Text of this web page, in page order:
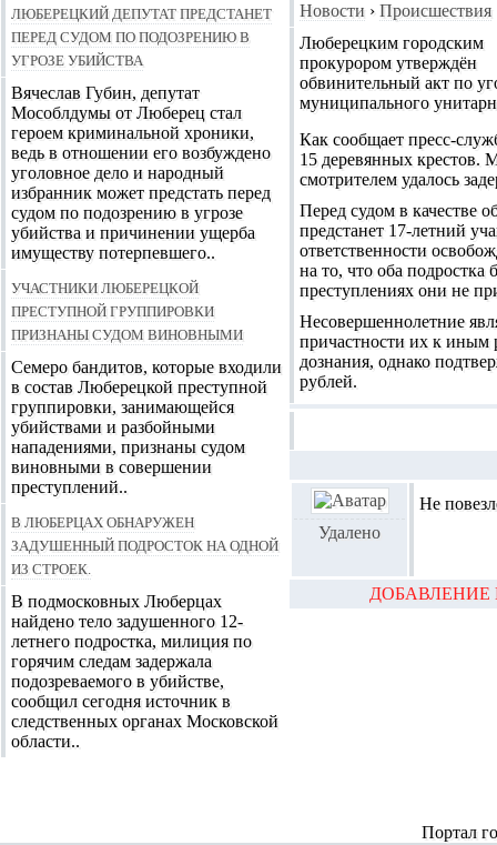
Новости › Происшествия
Люберецким городским
прокурором утверждён
обвинительный акт по
муниципального
Как сообщает пресс-
15 деревянных крестов.
смотрителем удалось
Перед судом в качестве
предстанет 17-летний
ответственности
на то, что оба
преступлениях они не
Несовершеннолетние
причастности их к иным
дознания, однако
рублей.
Удалено
Не
ДОБАВЛЕНИЕ
Люберецкий депутат предстанет
перед судом по подозрению в
угрозе убийства
Вячеслав Губин, депутат
Мособлдумы от Люберец стал
героем криминальной хроники,
ведь в отношении его возбуждено
уголовное дело и народный
избранник может предстать перед
судом по подозрению в угрозе
убийства и причинении ущерба
имуществу потерпевшего..
Участники Люберецкой
преступной группировки
признаны судом виновными
Семеро бандитов, которые входили
в состав Люберецкой преступной
группировки, занимающейся
убийствами и разбойными
нападениями, признаны судом
виновными в совершении
преступлений..
В Люберцах обнаружен
задушенный подросток на одной
из строек.
В подмосковных Люберцах
найдено тело задушенного 12-
летнего подростка, милиция по
горячим следам задержала
подозреваемого в убийстве,
сообщил сегодня источник в
следственных органах Московской
области..
Портал